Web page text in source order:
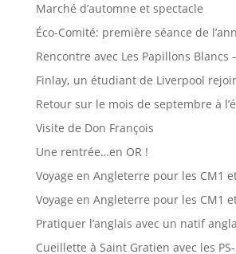
Marché d’automne et spectacle
Éco-Comité: première séance de
Rencontre avec Les Papillons Blancs
Finlay, un étudiant de Liverpool
Retour sur le mois de septembre à
Visite de Don François
Une rentrée…en OR !
Voyage en Angleterre pour les CM1
Voyage en Angleterre pour les CM1
Pratiquer l’anglais avec un natif
Cueillette à Saint Gratien avec les